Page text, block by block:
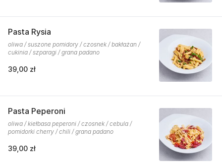
Pasta Rysia
oliwa / suszone pomidory / czosnek / bakłażan /
cukinia / szparagi / grana padano
39,00 zł
Pasta Peperoni
oliwa / kiełbasa peperoni / czosnek / cebula /
pomidorki cherry / chili / grana padano
39,00 zł